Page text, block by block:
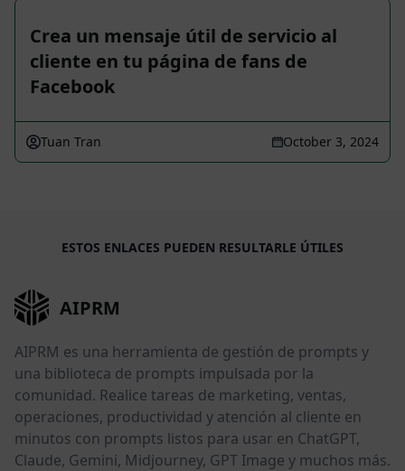
Crea un mensaje útil de servicio al
cliente en tu página de fans de
Facebook
Tuan Tran October 3, 2024
ESTOS ENLACES PUEDEN RESULTARLE ÚTILES
AIPRM
AIPRM es una herramienta de gestión de prompts y
una biblioteca de prompts impulsada por la
comunidad. Realice tareas de marketing, ventas,
operaciones, productividad y atención al cliente en
minutos con prompts listos para usar en ChatGPT,
Claude, Gemini, Midjourney, GPT Image y muchos más.